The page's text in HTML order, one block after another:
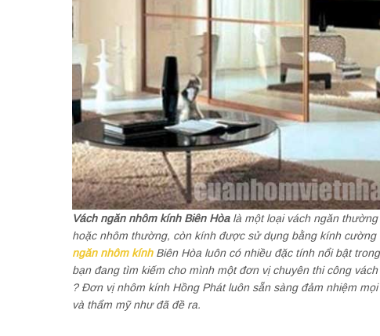
Vách ngăn nhôm kính Biên Hòalà một loại vách ngăn
hoặc nhôm thường, còn kính được sử dụng bằng kính
ngăn nhôm kínhBiên Hòa luôn có nhiều đặc tính nổi bật
bạn đang tìm kiếm cho mình một đơn vị chuyên thi công
? Đơn vị nhôm kính Hồng Phát luôn sẵn sàng đảm nhiệm
và thẩm mỹ như đã đề ra.